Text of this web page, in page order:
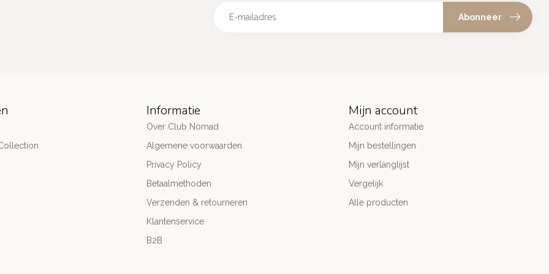
Abonneer
Informatie
Over Club Nomad
Algemene voorwaarden
Privacy Policy
Betaalmethoden
Verzenden & retourneren
Klantenservice
B2B
Mijn account
Account informatie
Mijn bestellingen
Mijn verlanglijst
Vergelijk
Alle producten